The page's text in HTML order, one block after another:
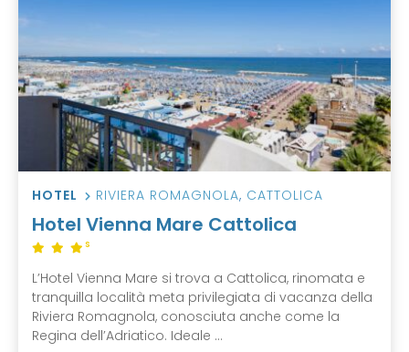
HOTEL RIVIERA ROMAGNOLA, CATTOLICA
Hotel Vienna Mare Cattolica
S
L’Hotel Vienna Mare si trova a Cattolica, rinomata e
tranquilla località meta privilegiata di vacanza della
Riviera Romagnola, conosciuta anche come la
Regina dell’Adriatico. Ideale ...